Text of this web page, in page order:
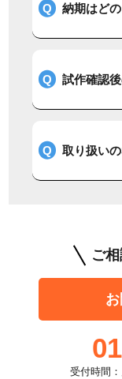
Q 納期はど
Q 試作確認
Q 取り扱い
ご
受付時間